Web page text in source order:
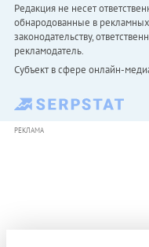
Редакция не несет
обнародованные в
законодательству,
рекламодатель.
Субъект в сфере онлайн-
РЕКЛАМА